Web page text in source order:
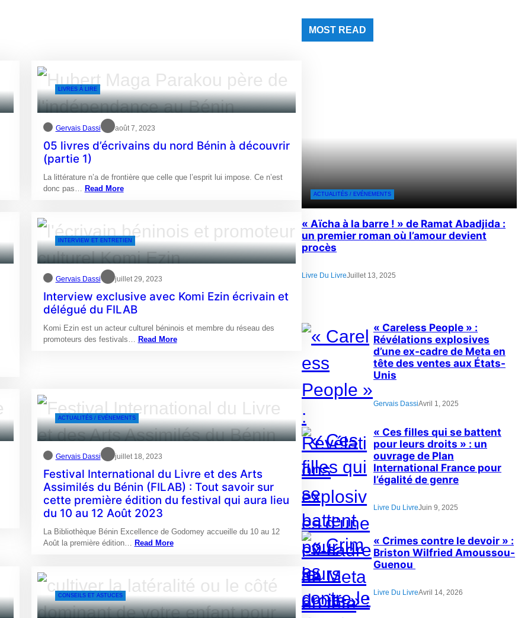
LIVRES À LIRE
Gervais Dassi août 7, 2023
05 livres d’écrivains du nord Bénin à découvrir
(partie 1)
La littérature n’a de frontière que celle que l’esprit lui impose. Ce n’est
donc pas… Read More
INTERVIEW ET ENTRETIEN
Gervais Dassi juillet 29, 2023
Interview exclusive avec Komi Ezin écrivain et
délégué du FILAB
Komi Ezin est un acteur culturel béninois et membre du réseau des
promoteurs des festivals… Read More
ACTUALITÉS / EVÉNEMENTS
Gervais Dassi juillet 18, 2023
Festival International du Livre et des Arts
Assimilés du Bénin (FILAB) : Tout savoir sur
cette première édition du festival qui aura lieu
du 10 au 12 Août 2023
La Bibliothèque Bénin Excellence de Godomey accueille du 10 au 12
Août la première édition… Read More
CONSEILS ET ASTUCES
MOST READ
ACTUALITÉS / EVÉNEMENTS
« Aïcha à la barre ! » de Ramat Abadjida :
un premier roman où l’amour devient
procès
Livre Du LivreJuillet 13, 2025
« Careless People » :
Révélations explosives
d’une ex-cadre de Meta en
tête des ventes aux États-
Unis
Gervais DassiAvril 1, 2025
« Ces filles qui se battent
pour leurs droits » : un
ouvrage de Plan
International France pour
l’égalité de genre
Livre Du LivreJuin 9, 2025
« Crimes contre le devoir » :
Briston Wilfried Amoussou-
Guenou
Livre Du LivreAvril 14, 2026